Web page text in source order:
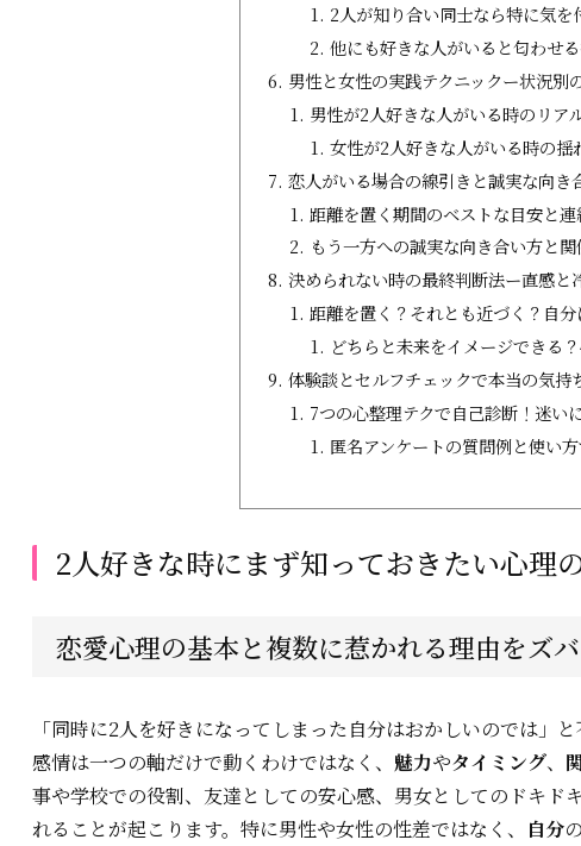
2人が知り合い同士なら特に気を
他にも好きな人がいると匂わせ
男性と女性の実践テクニックー状況別
男性が2人好きな人がいる時のリア
女性が2人好きな人がいる時の
恋人がいる場合の線引きと誠実な向き
距離を置く期間のベストな目安と
もう一方への誠実な向き合い方と
決められない時の最終判断法ー直感と
距離を置く？それとも近づく？自
どちらと未来をイメージできる
体験談とセルフチェックで本当の気持
7つの心整理テクで自己診断！迷い
匿名アンケートの質問例と使い
2人好きな時にまず知っておきたい心理
恋愛心理の基本と複数に惹かれる理由をズ
「同時に2人を好きになってしまった自分はおかしいのでは」
感情は一つの軸だけで動くわけではなく、 魅力やタイミング、
事や学校での役割、友達としての安心感、男女としてのドキ
れることが起こります。特に男性や女性の性差ではなく、
自分